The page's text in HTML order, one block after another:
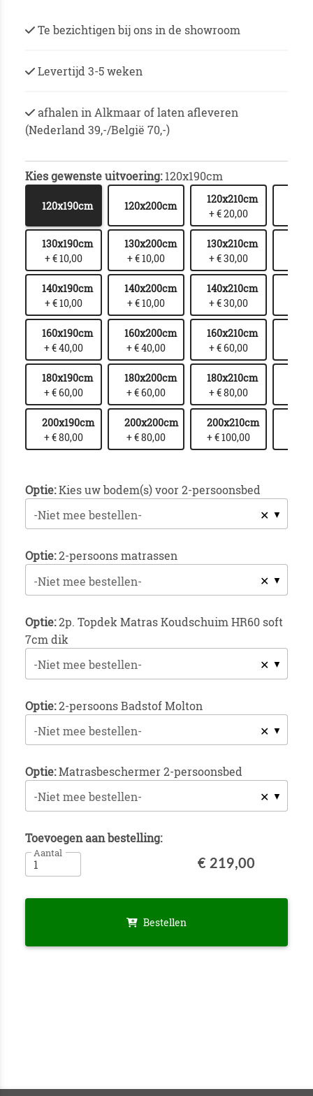
Te bezichtigen bij ons in de showroom
Levertijd 3-5 weken
afhalen in Alkmaar of laten afleveren
(Nederland 39,-/België 70,-)
Kies gewenste uitvoering: 120x190cm
120x190cm 120x200cm
120x210cm
+ € 20,00
130x190cm
+ € 10,00
130x200cm
+ € 10,00
130x210cm
+ € 30,00
140x190cm
+ € 10,00
140x200cm
+ € 10,00
140x210cm
+ € 30,00
160x190cm
+ € 40,00
160x200cm
+ € 40,00
160x210cm
+ € 60,00
180x190cm
+ € 60,00
180x200cm
+ € 60,00
180x210cm
+ € 80,00
200x190cm
+ € 80,00
200x200cm
+ € 80,00
200x210cm
+ € 100,00
Optie:Kies uw bodem(s) voor 2-persoonsbed
✕
-Niet mee bestellen-
Optie:2-persoons matrassen
✕
-Niet mee bestellen-
Optie:2p. Topdek Matras Koudschuim HR60 soft
7cm dik
✕
-Niet mee bestellen-
Optie:2-persoons Badstof Molton
✕
-Niet mee bestellen-
Optie:Matrasbeschermer 2-persoonsbed
✕
-Niet mee bestellen-
Toevoegen aan bestelling:
Aantal
€ 219,00
Bestellen